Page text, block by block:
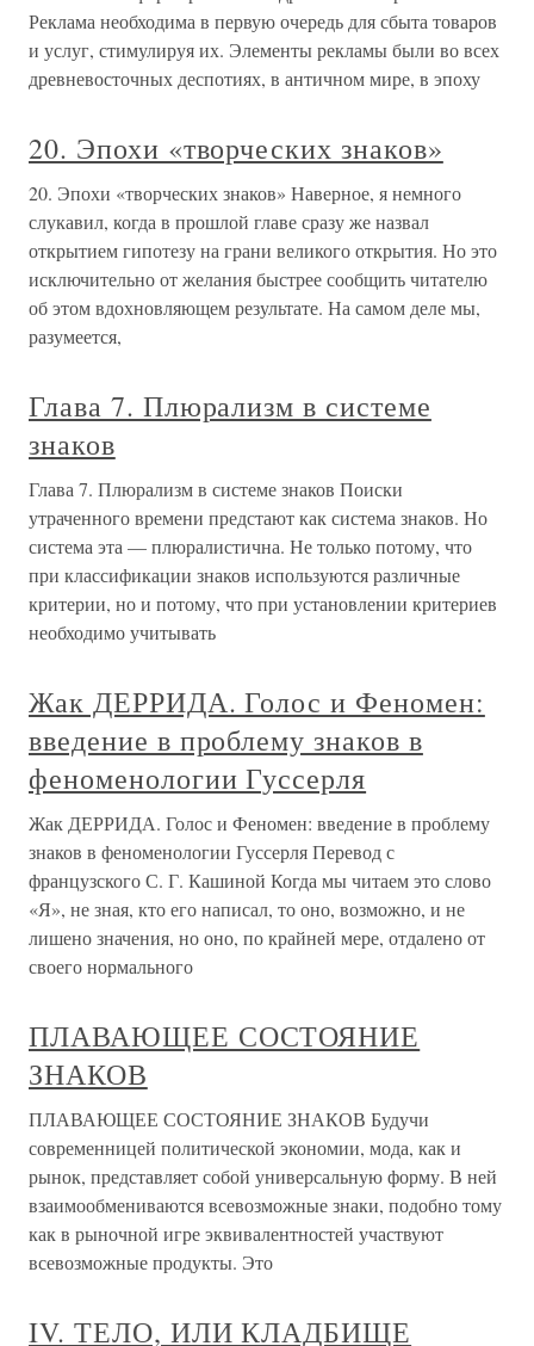
Реклама необходима в первую очередь для сбыта товаров
и услуг, стимулируя их. Элементы рекламы были во всех
древневосточных деспотиях, в античном мире, в эпоху
20. Эпохи «творческих знаков»
20. Эпохи «творческих знаков» Наверное, я немного
слукавил, когда в прошлой главе сразу же назвал
открытием гипотезу на грани великого открытия. Но это
исключительно от желания быстрее сооб­щить читателю
об этом вдохновляющем результате. На самом деле мы,
разумеется,
Глава 7. Плюрализм в системе
знаков
Глава 7. Плюрализм в системе знаков Поиски
утраченного времени предстают как система знаков. Но
система эта — плюралистична. Не только потому, что
при классификации знаков используются различные
критерии, но и потому, что при установлении критериев
необходимо учитывать
Жак ДЕРРИДА. Голос и Феномен:
введение в проблему знаков в
феноменологии Гуссерля
Жак ДЕРРИДА. Голос и Феномен: введение в проблему
знаков в феноменологии Гуссерля Перевод с
французского С. Г. Кашиной Когда мы читаем это слово
«Я», не зная, кто его написал, то оно, возможно, и не
лишено значения, но оно, по крайней мере, отдалено от
своего нормального
ПЛАВАЮЩЕЕ СОСТОЯНИЕ
ЗНАКОВ
ПЛАВАЮЩЕЕ СОСТОЯНИЕ ЗНАКОВ Будучи
современницей политической экономии, мода, как и
рынок, представляет собой универсальную форму. В ней
взаимообмениваются всевозможные знаки, подобно тому
как в рыночной игре эквивалентностей участвуют
всевозможные продукты. Это
IV. ТЕЛО, ИЛИ КЛАДБИЩЕ